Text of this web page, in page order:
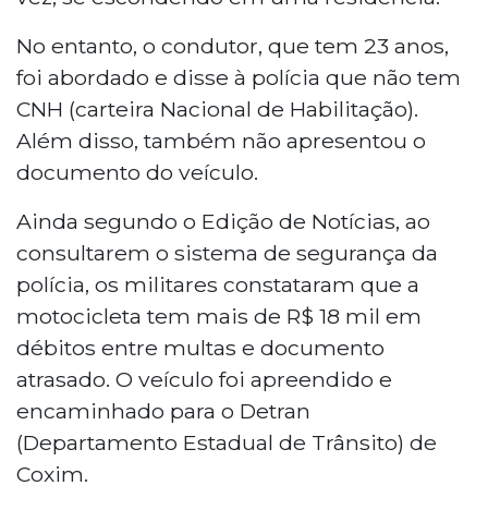
No entanto, o condutor, que tem 23 anos,
foi abordado e disse à polícia que não tem
CNH (carteira Nacional de Habilitação).
Além disso, também não apresentou o
documento do veículo.
Ainda segundo o Edição de Notícias, ao
consultarem o sistema de segurança da
polícia, os militares constataram que a
motocicleta tem mais de R$ 18 mil em
débitos entre multas e documento
atrasado. O veículo foi apreendido e
encaminhado para o Detran
(Departamento Estadual de Trânsito) de
Coxim.